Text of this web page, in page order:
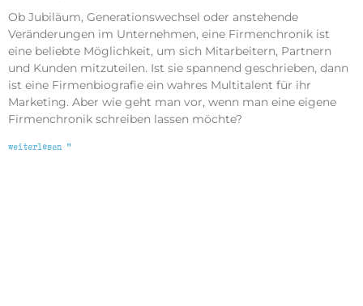
Ob Jubiläum, Generationswechsel oder anstehende
Veränderungen im Unternehmen, eine Firmenchronik ist
eine beliebte Möglichkeit, um sich Mitarbeitern, Partnern
und Kunden mitzuteilen. Ist sie spannend geschrieben, dann
ist eine Firmenbiografie ein wahres Multitalent für ihr
Marketing. Aber wie geht man vor, wenn man eine eigene
Firmenchronik schreiben lassen möchte?
weiterlesen »